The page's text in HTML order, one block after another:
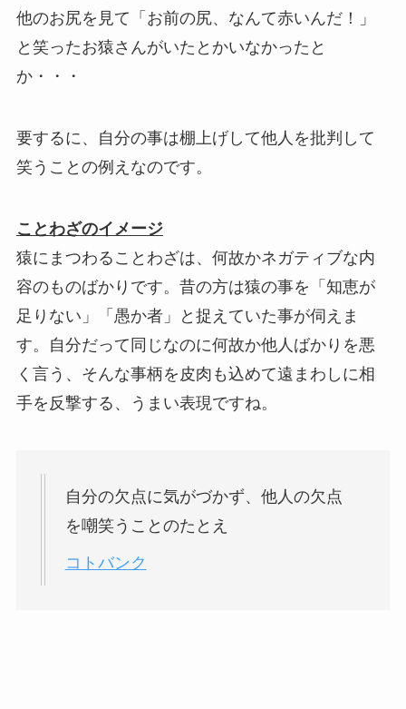
他のお尻を見て「お前の尻、なんて赤いんだ！」
と笑ったお猿さんがいたとかいなかったと
か・・・
要するに、自分の事は棚上げして他人を批判して
笑うことの例えなのです。
ことわざのイメージ
猿にまつわることわざは、何故かネガティブな内
容のものばかりです。昔の方は猿の事を「知恵が
足りない」「愚か者」と捉えていた事が伺えま
す。自分だって同じなのに何故か他人ばかりを悪
く言う、そんな事柄を皮肉も込めて遠まわしに相
手を反撃する、うまい表現ですね。
自分の欠点に気がづかず、他人の欠点
を嘲笑うことのたとえ
コトバンク